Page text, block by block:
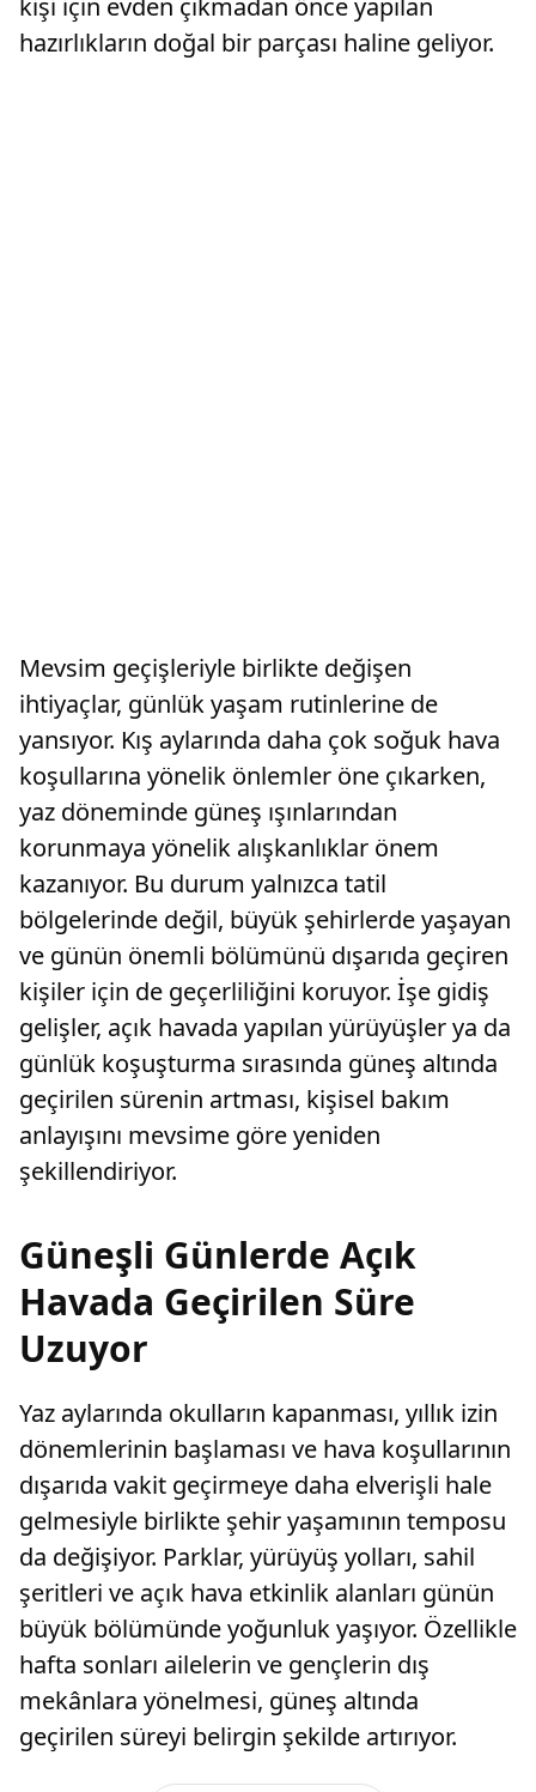
hazırlıkların doğal bir parçası haline geliyor.
Mevsim geçişleriyle birlikte değişen
ihtiyaçlar, günlük yaşam rutinlerine de
yansıyor. Kış aylarında daha çok soğuk hava
koşullarına yönelik önlemler öne çıkarken,
yaz döneminde güneş ışınlarından
korunmaya yönelik alışkanlıklar önem
kazanıyor. Bu durum yalnızca tatil
bölgelerinde değil, büyük şehirlerde yaşayan
ve günün önemli bölümünü dışarıda geçiren
kişiler için de geçerliliğini koruyor. İşe gidiş
gelişler, açık havada yapılan yürüyüşler ya da
günlük koşuşturma sırasında güneş altında
geçirilen sürenin artması, kişisel bakım
anlayışını mevsime göre yeniden
şekillendiriyor.
Güneşli Günlerde Açık
Havada Geçirilen Süre
Uzuyor
Yaz aylarında okulların kapanması, yıllık izin
dönemlerinin başlaması ve hava koşullarının
dışarıda vakit geçirmeye daha elverişli hale
gelmesiyle birlikte şehir yaşamının temposu
da değişiyor. Parklar, yürüyüş yolları, sahil
şeritleri ve açık hava etkinlik alanları günün
büyük bölümünde yoğunluk yaşıyor. Özellikle
hafta sonları ailelerin ve gençlerin dış
mekânlara yönelmesi, güneş altında
geçirilen süreyi belirgin şekilde artırıyor.